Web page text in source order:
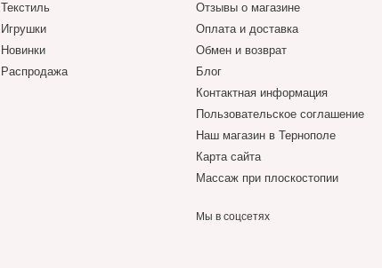
Текстиль
Игрушки
Новинки
Распродажа
Отзывы о магазине
Оплата и доставка
Обмен и возврат
Блог
Контактная информация
Пользовательское соглашение
Наш магазин в Тернополе
Карта сайта
Массаж при плоскостопии
Мы в соцсетях